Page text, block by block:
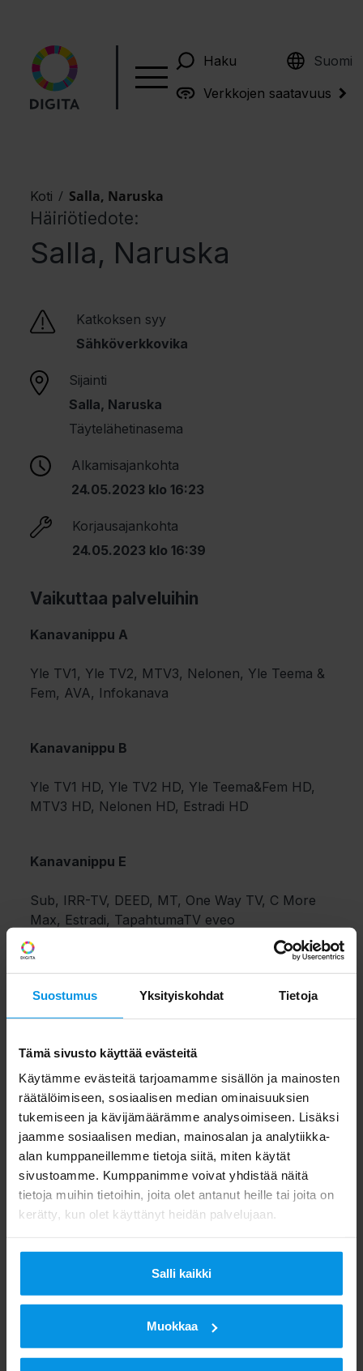
Suostumus Yksityiskohdat Tietoja
Tämä sivusto käyttää evästeitä
Käytämme evästeitä tarjoamamme sisällön ja mainosten
räätälöimiseen, sosiaalisen median ominaisuuksien
tukemiseen ja kävijämäärämme analysoimiseen. Lisäksi
jaamme sosiaalisen median, mainosalan ja analytiikka-
alan kumppaneillemme tietoja siitä, miten käytät
sivustoamme. Kumppanimme voivat yhdistää näitä
tietoja muihin tietoihin, joita olet antanut heille tai joita on
kerätty, kun olet käyttänyt heidän palvelujaan.
Salli kaikki
Muokkaa
Haku Suomi
English
Verkkojen saatavuus
Koti / Salla, Naruska
Häiriötiedote:
Salla, Naruska
Katkoksen syy
Sähköverkkovika
Sijainti
Salla, Naruska
Täytelähetinasema
Alkamisajankohta
24.05.2023 klo 16:23
Korjausajankohta
24.05.2023 klo 16:39
Vaikuttaa palveluihin
Kanavanippu A
Yle TV1, Yle TV2, MTV3, Nelonen, Yle Teema &
Fem, AVA, Infokanava
Kanavanippu B
Yle TV1 HD, Yle TV2 HD, Yle Teema&Fem HD,
MTV3 HD, Nelonen HD, Estradi HD
Kanavanippu E
Sub, IRR-TV, DEED, MT, One Way TV, C More
Max, Estradi, TapahtumaTV eveo